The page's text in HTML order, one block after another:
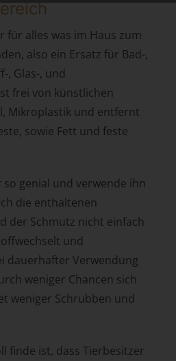
für alles was im Haus zum
also ein Ersatz für Bad-,
, Glas-, und
frei von künstlichen
Mikroplastik und entfernt
sowie Fett und feste
so genial und verwende ihn
die enthaltenen
der Schmutz nicht einfach
und
dauerhafter Verwendung
weniger Chancen sich
weniger Schrubben und
finde ist, dass Tierbesitzer
das Ordnen, die Speicherung,
das Auslesen, das
oder eine andere Form der
oder die Verknüpfung, die
oder die Vernichtung.
der Verarbeitung
ist die Markierung
Daten mit dem Ziel,
automatisierten Verarbeitung
die darin besteht, dass diese
verwendet werden, um
Aspekte, die sich auf eine
zu bewerten, insbesondere,
Arbeitsleistung, wirtschaftlicher
Vorlieben, Interessen,
Aufenthaltsort oder